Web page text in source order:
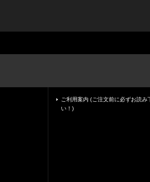
ご利用案内 (ご注文前に必ずお読み
い！)